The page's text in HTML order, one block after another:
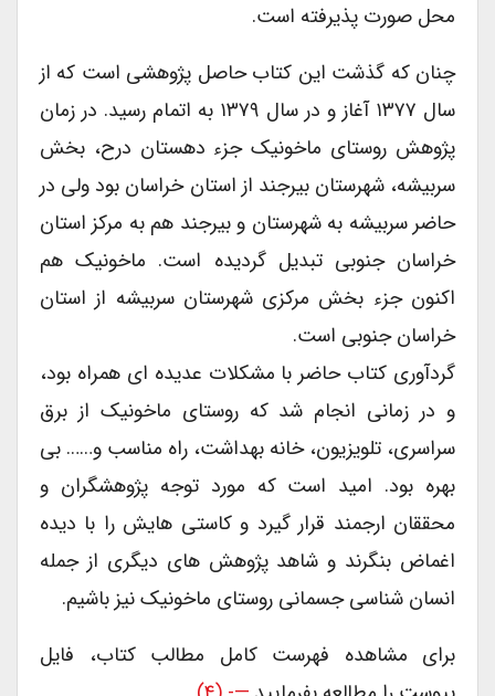
محل صورت پذیرفته است.
چنان که گذشت این کتاب حاصل پژوهشی است که از
سال ۱۳۷۷ آغاز و در سال ۱۳۷۹ به اتمام رسید. در زمان
پژوهش روستای ماخونیک جزء دهستان درح، بخش
سربیشه، شهرستان بیرجند از استان خراسان بود ولی در
حاضر سربیشه به شهرستان و بیرجند هم به مرکز استان
خراسان جنوبی تبدیل گردیده است. ماخونیک هم
اکنون جزء بخش مرکزی شهرستان سربیشه از استان
خراسان جنوبی است.
گردآوری کتاب حاضر با مشکلات عدیده ای همراه بود،
و در زمانی انجام شد که روستای ماخونیک از برق
سراسری، تلویزیون، خانه بهداشت، راه مناسب و…… بی
بهره بود. امید است که مورد توجه پژوهشگران و
محققان ارجمند قرار گیرد و کاستی هایش را با دیده
اغماض بنگرند و شاهد پژوهش های دیگری از جمله
انسان شناسی جسمانی روستای ماخونیک نیز باشیم.
برای مشاهده فهرست کامل مطالب کتاب، فایل